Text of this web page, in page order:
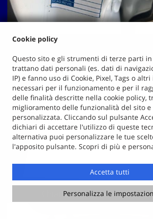
Chiama Contatta
Cookie policy
Questo sito e gli strumenti di terze parti
trattano dati personali (es. dati di
IP) e fanno uso di Cookie, Pixel, Tags o
necessari per il funzionamento e per il
delle finalità descritte nella cookie policy,
miglioramento delle funzionalità del sito
personalizzata. Cliccando sul pulsante
dichiari di accettare l'utilizzo di queste
alternativa puoi personalizzare le tue
l'apposito pulsante. Scopri di più e
Accetta tutti
Personalizza le